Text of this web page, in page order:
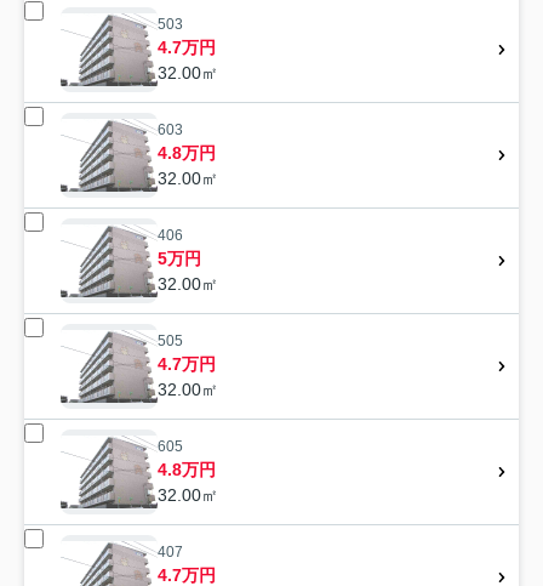
503
4.7万円
32.00㎡
603
4.8万円
32.00㎡
406
5万円
32.00㎡
505
4.7万円
32.00㎡
605
4.8万円
32.00㎡
407
4.7万円